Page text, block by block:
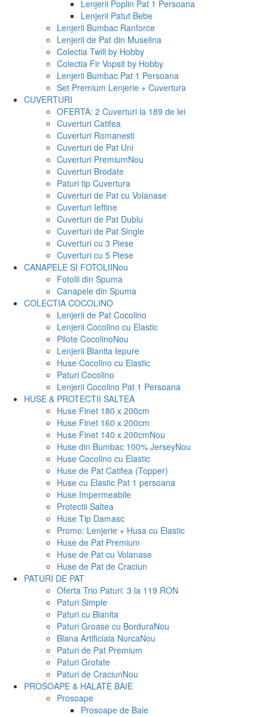
Lenjerii Poplin Pat 1 Persoana
Lenjerii Patut Bebe
Lenjerii Bumbac Ranforce
Lenjerii de Pat din Muselina
Colectia Twill by Hobby
Colectia Fir Vopsit by Hobby
Lenjerii Bumbac Pat 1 Persoana
Set Premium Lenjerie + Cuvertura
CUVERTURI
OFERTA: 2 Cuverturi la 189 de lei
Cuverturi Catifea
Cuverturi Romanesti
Cuverturi de Pat Uni
Cuverturi PremiumNou
Cuverturi Brodate
Paturi tip Cuvertura
Cuverturi de Pat cu Volanase
Cuverturi Ieftine
Cuverturi de Pat Dublu
Cuverturi de Pat Single
Cuverturi cu 3 Piese
Cuverturi cu 5 Piese
CANAPELE SI FOTOLIINou
Fotolii din Spuma
Canapele din Spuma
COLECTIA COCOLINO
Lenjerii de Pat Cocolino
Lenjerii Cocolino cu Elastic
Pilote CocolinoNou
Lenjerii Blanita Iepure
Huse Cocolino cu Elastic
Paturi Cocolino
Lenjerii Cocolino Pat 1 Persoana
HUSE & PROTECTII SALTEA
Huse Finet 180 x 200cm
Huse Finet 160 x 200cm
Huse Finet 140 x 200cmNou
Huse din Bumbac 100% JerseyNou
Huse Cocolino cu Elastic
Huse de Pat Catifea (Topper)
Huse cu Elastic Pat 1 persoana
Huse Impermeabile
Protectii Saltea
Huse Tip Damasc
Promo: Lenjerie + Husa cu Elastic
Huse de Pat Premium
Huse de Pat cu Volanase
Huse de Pat de Craciun
PATURI DE PAT
Oferta Trio Paturi: 3 la 119 RON
Paturi Simple
Paturi cu Blanita
Paturi Groase cu BorduraNou
Blana Artificiala NurcaNou
Paturi de Pat Premium
Paturi Grofate
Paturi de CraciunNou
PROSOAPE & HALATE BAIE
Prosoape
Prosoape de Baie